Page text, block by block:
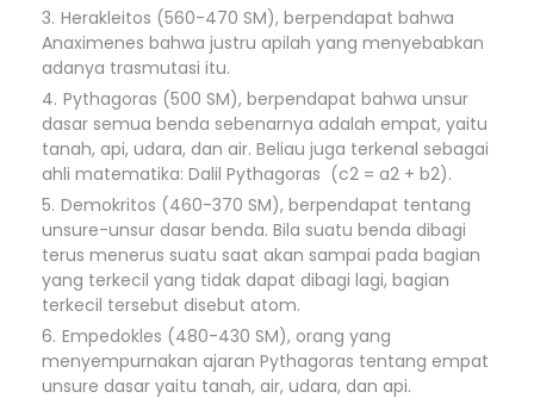
Herakleitos (560-470 SM), berpendapat bahwa
Anaximenes bahwa justru apilah yang menyebabkan
adanya trasmutasi itu.
Pythagoras (500 SM), berpendapat bahwa unsur
dasar semua benda sebenarnya adalah empat, yaitu
tanah, api, udara, dan air. Beliau juga terkenal sebagai
ahli matematika: Dalil Pythagoras (c2 = a2 + b2).
Demokritos (460-370 SM), berpendapat tentang
unsure-unsur dasar benda. Bila suatu benda dibagi
terus menerus suatu saat akan sampai pada bagian
yang terkecil yang tidak dapat dibagi lagi, bagian
terkecil tersebut disebut atom.
Empedokles (480-430 SM), orang yang
menyempurnakan ajaran Pythagoras tentang empat
unsure dasar yaitu tanah, air, udara, dan api.